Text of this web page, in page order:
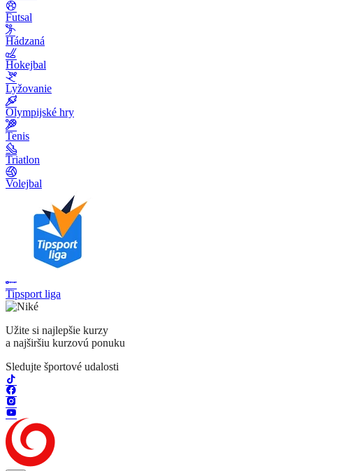
Futsal
Hádzaná
Hokejbal
Lyžovanie
Olympijské hry
Tenis
Triatlon
Volejbal
Tipsport liga
Užite si najlepšie kurzy
a najširšiu kurzovú ponuku
Sledujte športové udalosti